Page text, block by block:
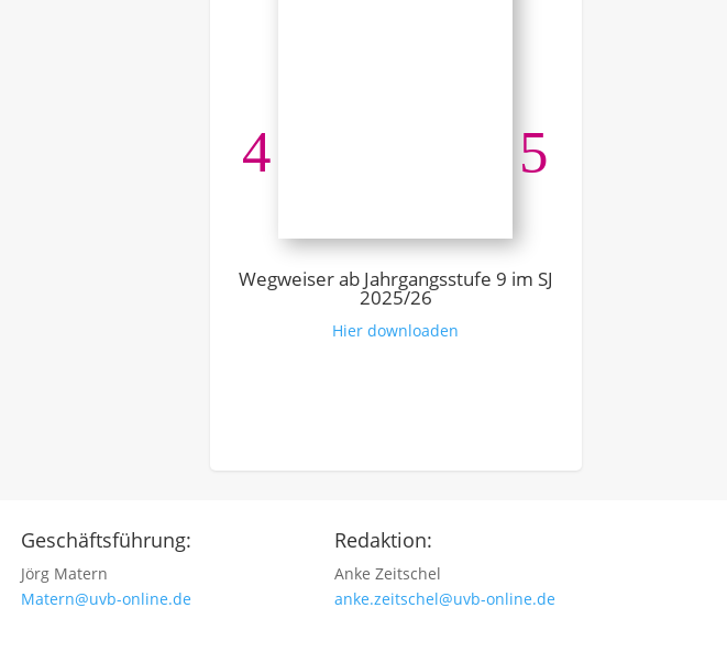
Wegweiser ab Jahrgangsstufe 9 im SJ
2025/26
Hier downloaden
Geschäftsführung:
Jörg Matern
Matern@uvb-online.de
Redaktion:
Anke Zeitschel
anke.zeitschel@uvb-online.de